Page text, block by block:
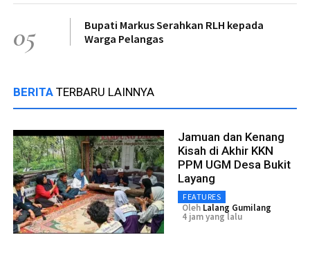
05
Bupati Markus Serahkan RLH kepada
Warga Pelangas
BERITA TERBARU LAINNYA
Jamuan dan Kenang
Kisah di Akhir KKN
PPM UGM Desa Bukit
Layang
FEATURES
Oleh Lalang Gumilang
4 jam yang lalu